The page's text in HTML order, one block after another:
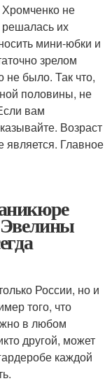
не
их
мини-юбки и
зрелом
было. Так что,
половины, не
вам
Возраст
Главное
России, но и
того, что
в любом
другой, может
каждой